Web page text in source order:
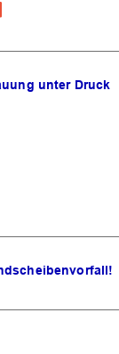
unter Druck